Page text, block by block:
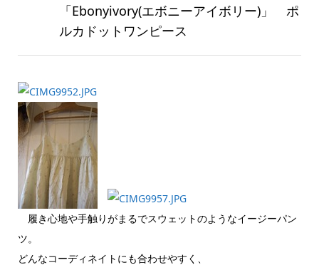
「Ebonyivory(エボニーアイボリー)」 ポ
ルカドットワンピース
履き心地や手触りがまるでスウェットのようなイージーパン
ツ。
どんなコーディネイトにも合わせやすく、